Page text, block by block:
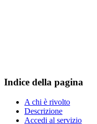
Indice della pagina
A chi è rivolto
Descrizione
Accedi al servizio